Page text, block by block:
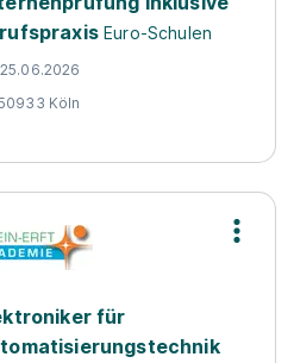
Euro-Schulen
25.06.2026
Köln
für